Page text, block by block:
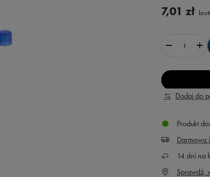
7,01 zł
Dodaj do
Produkt
Darmowa
14 dni na
Sprawdź,